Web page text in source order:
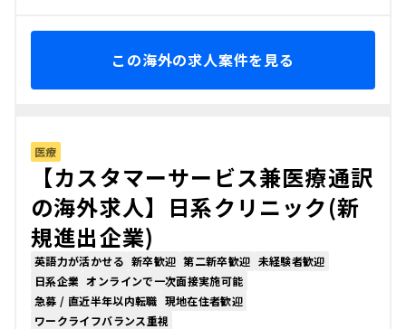
この海外の求人案件を見る
医療
【カスタマーサービス兼医療通訳
の海外求人】日系クリニック(新
規進出企業)
英語力が活かせる 新卒歓迎 第二新卒歓迎 未経験者歓迎
日系企業 オンラインで一次面接実施可能
急募 / 直近半年以内転職 現地在住者歓迎
ワークライフバランス重視